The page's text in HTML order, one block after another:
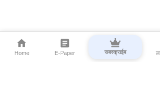
Home E-Paper सबस्क्राईब